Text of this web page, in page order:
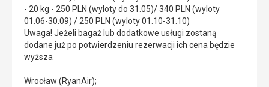
- 20 kg - 250 PLN (wyloty do 31.05)/ 340 PLN (wyloty
01.06-30.09) / 250 PLN (wyloty 01.10-31.10)
Uwaga! Jeżeli bagaż lub dodatkowe usługi zostaną
dodane już po potwierdzeniu rezerwacji ich cena będzie
wyższa
Wrocław (RyanAir);